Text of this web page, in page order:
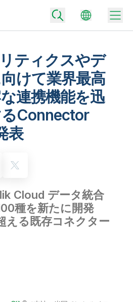
ト
ル
ナーとの連携
信頼できるデータを迅速に提供し、よりスマー
より優れたインサイトを獲得し、ビジネス成果
ナー
ティクスやデ
けて業界最高
連携機能を迅
Connector
表
Cloud データ統合
種を新たに開発
える既存コネクター